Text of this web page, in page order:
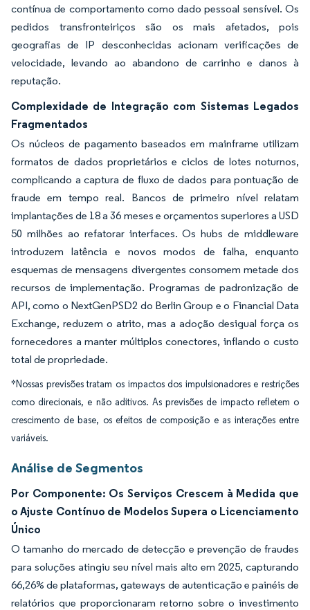
contínua de comportamento como dado pessoal sensível. Os
pedidos transfronteiriços são os mais afetados, pois
geografias de IP desconhecidas acionam verificações de
velocidade, levando ao abandono de carrinho e danos à
reputação.
Complexidade de Integração com Sistemas Legados
Fragmentados
Os núcleos de pagamento baseados em mainframe utilizam
formatos de dados proprietários e ciclos de lotes noturnos,
complicando a captura de fluxo de dados para pontuação de
fraude em tempo real. Bancos de primeiro nível relatam
implantações de 18 a 36 meses e orçamentos superiores a USD
50 milhões ao refatorar interfaces. Os hubs de middleware
introduzem latência e novos modos de falha, enquanto
esquemas de mensagens divergentes consomem metade dos
recursos de implementação. Programas de padronização de
API, como o NextGenPSD2 do Berlin Group e o Financial Data
Exchange, reduzem o atrito, mas a adoção desigual força os
fornecedores a manter múltiplos conectores, inflando o custo
total de propriedade.
*Nossas previsões tratam os impactos dos impulsionadores e restrições
como direcionais, e não aditivos. As previsões de impacto refletem o
crescimento de base, os efeitos de composição e as interações entre
variáveis.
Análise de Segmentos
Por Componente: Os Serviços Crescem à Medida que
o Ajuste Contínuo de Modelos Supera o Licenciamento
Único
O tamanho do mercado de detecção e prevenção de fraudes
para soluções atingiu seu nível mais alto em 2025, capturando
66,26% de plataformas, gateways de autenticação e painéis de
relatórios que proporcionaram retorno sobre o investimento